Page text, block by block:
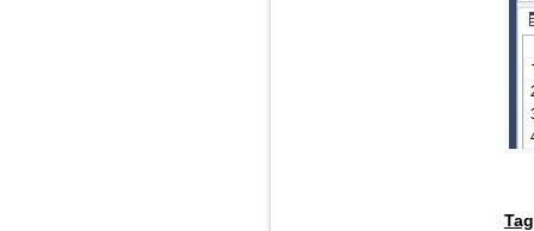
Tag